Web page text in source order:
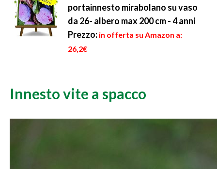
portainnesto mirabolano su vaso
da 26- albero max 200 cm - 4 anni
Prezzo: in offerta su Amazon a:
26,2€
Innesto vite a spacco